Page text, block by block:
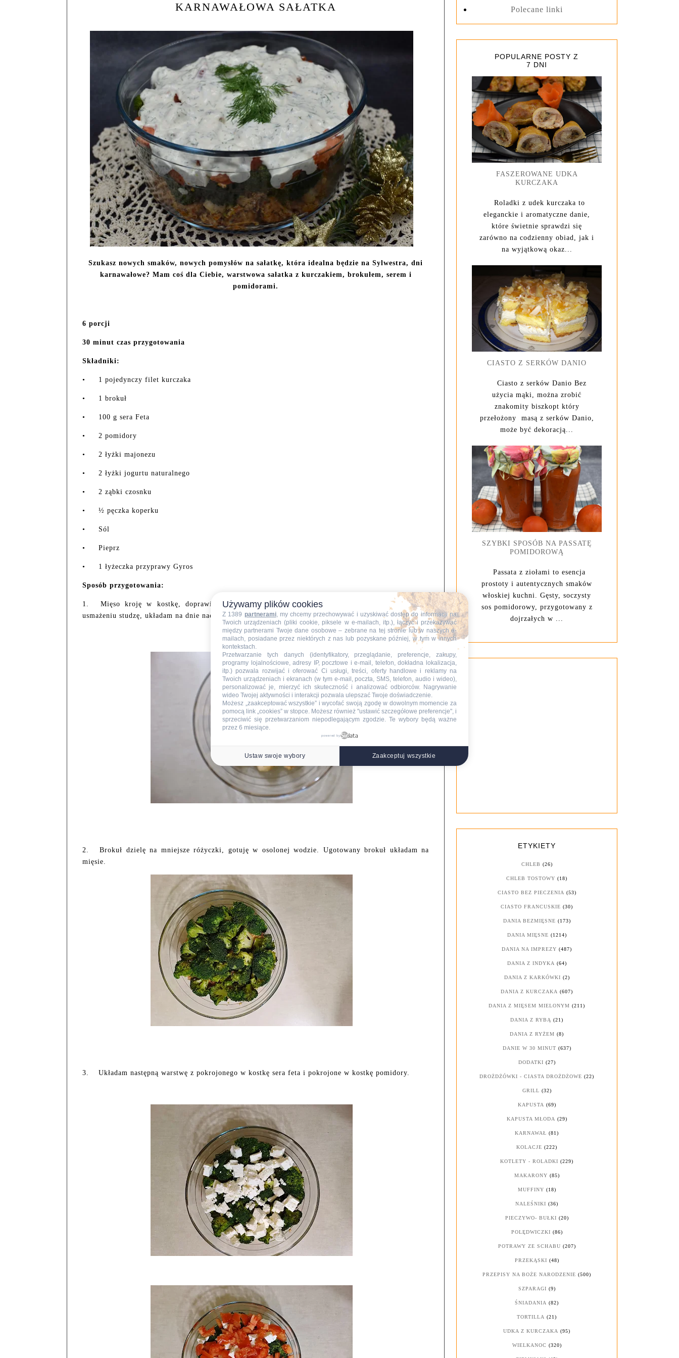
KARNAWAŁOWA SAŁATKA
Szukasz nowych smaków, nowych pomysłów na sałatkę, która idealna będzie na Sylwestra, dni
karnawałowe? Mam coś dla Ciebie, warstwowa sałatka z kurczakiem, brokułem, serem i
pomidorami.
6 porcji
30 minut czas przygotowania
Składniki:
• 1 pojedynczy filet kurczaka
• 1 brokuł
• 100 g sera Feta
• 2 pomidory
• 2 łyżki majonezu
• 2 łyżki jogurtu naturalnego
• 2 ząbki czosnku
• ½ pęczka koperku
• Sól
• Pieprz
• 1 łyżeczka przyprawy Gyros
Sposób przygotowania:
1.
Mięso kroję w kostkę, doprawiam przyprawą Gyros. Mięso smażę na rozgrzanym oleju. Po
usmażeniu studzę, układam na dnie naczynia.
2.
Brokuł dzielę na mniejsze różyczki, gotuję w osolonej wodzie. Ugotowany brokuł układam na
mięsie.
3. Układam następną warstwę z pokrojonego w kostkę sera feta i pokrojone w kostkę pomidory.
Polecane linki
POPULARNE POSTY Z
7 DNI
FASZEROWANE UDKA
KURCZAKA
Roladki z udek kurczaka to
eleganckie i aromatyczne danie,
które świetnie sprawdzi się
zarówno na codzienny obiad, jak i
na wyjątkową okaz...
CIASTO Z SERKÓW DANIO
Ciasto z serków Danio Bez
użycia mąki, można zrobić
znakomity biszkopt który
przełożony masą z serków Danio,
może być dekoracją...
SZYBKI SPOSÓB NA PASSATĘ
POMIDOROWĄ
Passata z ziołami to esencja
prostoty i autentycznych smaków
włoskiej kuchni. Gęsty, soczysty
sos pomidorowy, przygotowany z
dojrzałych w ...
ETYKIETY
CHLEB (26)
CHLEB TOSTOWY (18)
CIASTO BEZ PIECZENIA (53)
CIASTO FRANCUSKIE (30)
DANIA BEZMIĘSNE (173)
DANIA MIĘSNE (1214)
DANIA NA IMPREZY (487)
DANIA Z INDYKA (64)
DANIA Z KARKÓWKI (2)
DANIA Z KURCZAKA (607)
DANIA Z MIĘSEM MIELONYM (211)
DANIA Z RYBĄ (21)
DANIA Z RYŻEM (8)
DANIE W 30 MINUT (637)
DODATKI (27)
DROŻDŻÓWKI - CIASTA DROŻDŻOWE (22)
GRILL (32)
KAPUSTA (69)
KAPUSTA MŁODA (29)
KARNAWAŁ (81)
KOLACJE (222)
KOTLETY - ROLADKI (229)
MAKARONY (85)
MUFFINY (18)
NALEŚNIKI (36)
PIECZYWO- BUŁKI (20)
POLĘDWICZKI (86)
POTRAWY ZE SCHABU (207)
PRZEKĄSKI (48)
PRZEPISY NA BOŻE NARODZENIE (500)
SZPARAGI (9)
ŚNIADANIA (82)
TORTILLA (21)
UDKA Z KURCZAKA (95)
WIELKANOC (320)
Używamy plików cookies
Z 1389 partnerami, my chcemy przechowywać i uzyskiwać dostęp do informacji na
Twoich urządzeniach (pliki cookie, piksele w e-mailach, itp.), łączyć i przekazywać
między partnerami Twoje dane osobowe – zebrane na tej stronie lub w naszych e-
mailach, posiadane przez niektórych z nas lub pozyskane później, w tym w innych
kontekstach.
Przetwarzanie tych danych (identyfikatory, przeglądanie, preferencje, zakupy,
programy lojalnościowe, adresy IP, pocztowe i e-mail, telefon, dokładna lokalizacja,
itp.) pozwala rozwijać i oferować Ci usługi, treści, oferty handlowe i reklamy na
Twoich urządzeniach i ekranach (w tym e-mail, poczta, SMS, telefon, audio i wideo),
personalizować je, mierzyć ich skuteczność i analizować odbiorców. Nagrywanie
wideo Twojej aktywności i interakcji pozwala ulepszać Twoje doświadczenie.
Możesz „zaakceptować wszystkie” i wycofać swoją zgodę w dowolnym momencie za
pomocą link „cookies” w stopce. Możesz również "ustawić szczegółowe preferencje", i
sprzeciwić się przetwarzaniom niepodlegającym zgodzie. Te wybory będą ważne
przez 6 miesiące.
powered by
Ustaw swoje wybory Zaakceptuj wszystkie